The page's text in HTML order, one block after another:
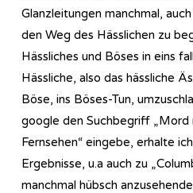
Glanzleitungen manchmal,
den Weg des Hässlichen zu
Hässliches und Böses in eins
Hässliche, also das hässliche
Böse, ins Böses-Tun,
google den Suchbegriff „Mord
Fernsehen“ eingebe, erhalte
Ergebnisse, u.a auch zu
manchmal hübsch